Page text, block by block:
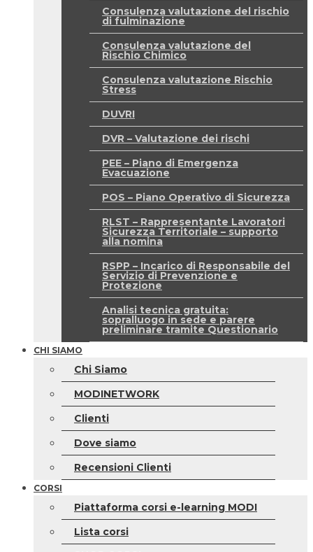
Consulenza valutazione del rischio
di fulminazione
Consulenza valutazione del
Rischio Chimico
Consulenza valutazione Rischio
Stress
DUVRI
DVR – Valutazione dei rischi
PEE – Piano di Emergenza
Evacuazione
POS – Piano Operativo di Sicurezza
RLST – Rappresentante Lavoratori
Sicurezza Territoriale – supporto
alla nomina
RSPP – Incarico di Responsabile del
Servizio di Prevenzione e
Protezione
Analisi tecnica gratuita:
sopralluogo in sede e parere
preliminare tramite Questionario
CHI SIAMO
Chi Siamo
MODINETWORK
Clienti
Dove siamo
Recensioni Clienti
CORSI
Piattaforma corsi e-learning MODI
Lista corsi